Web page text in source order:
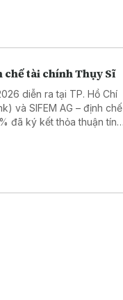
chế tài chính Thụy Sĩ
diễn ra tại TP. Hồ Chí
và SIFEM AG – định chế
đã ký kết thỏa thuận tín